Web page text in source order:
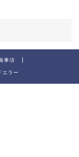
事項
ラー